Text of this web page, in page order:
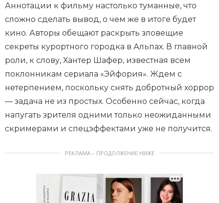
Аннотации к фильму настолько туманные, что
сложно сделать вывод, о чем же в итоге будет
кино. Авторы обещают раскрыть зловещие
секреты курортного городка в Альпах. В главной
роли, к слову, Хантер Шафер, известная всем
поклонникам сериала «Эйфория». Ждем с
нетерпением, поскольку снять добротный хоррор
— задача не из простых. Особенно сейчас, когда
напугать зрителя одними только неожиданными
скримерами и спецэффектами уже не получится.
РЕКЛАМА – ПРОДОЛЖЕНИЕ НИЖЕ